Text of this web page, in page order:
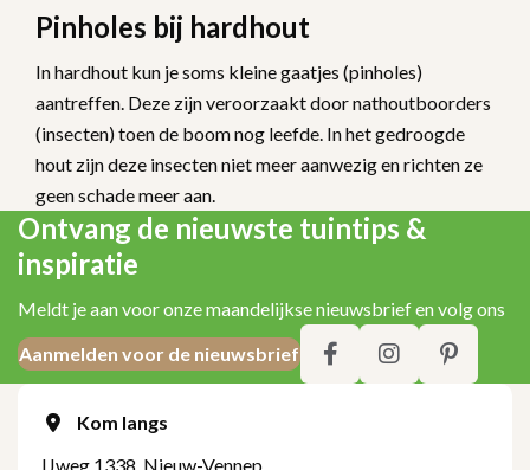
Pinholes bij hardhout
In hardhout kun je soms kleine gaatjes (pinholes)
aantreffen. Deze zijn veroorzaakt door nathoutboorders
(insecten) toen de boom nog leefde. In het gedroogde
hout zijn deze insecten niet meer aanwezig en richten ze
geen schade meer aan.
Ontvang de nieuwste tuintips &
inspiratie
Meldt je aan voor onze maandelijkse nieuwsbrief en volg ons
Aanmelden voor de nieuwsbrief
Kom langs
IJweg 1338, Nieuw-Vennep